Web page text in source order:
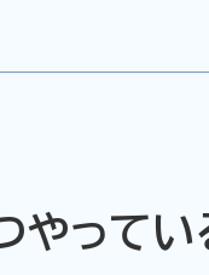
やってい